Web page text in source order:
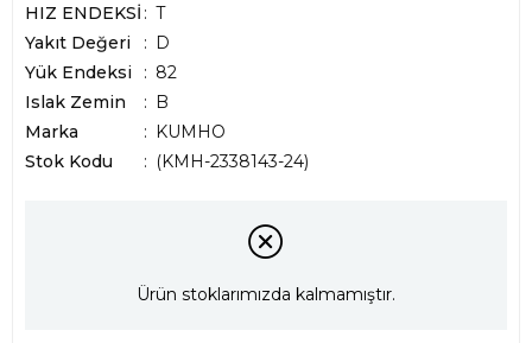
HIZ ENDEKSİ
T
Yakıt Değeri
D
Yük Endeksi
82
Islak Zemin
B
Marka
: KUMHO
Stok Kodu
(KMH-2338143-24)
Ürün stoklarımızda kalmamıştır.